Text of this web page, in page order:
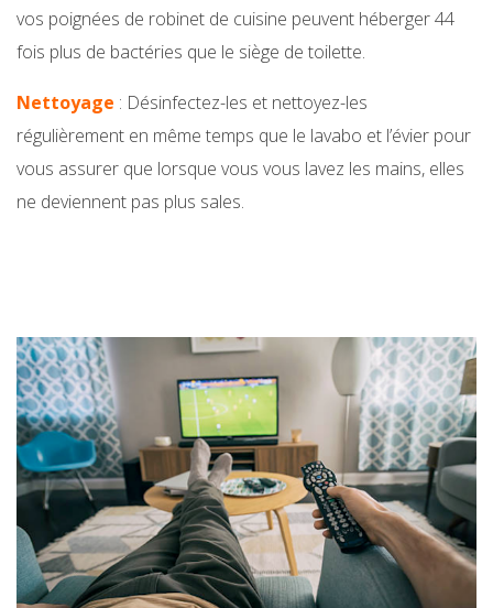
vos poignées de robinet de cuisine peuvent héberger 44
fois plus de bactéries que le siège de toilette.
Nettoyage : Désinfectez-les et nettoyez-les
régulièrement en même temps que le lavabo et l’évier pour
vous assurer que lorsque vous vous lavez les mains, elles
ne deviennent pas plus sales.